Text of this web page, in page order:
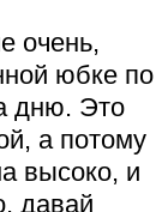
очень,
юбке по
дню. Это
а потому
высоко, и
давай